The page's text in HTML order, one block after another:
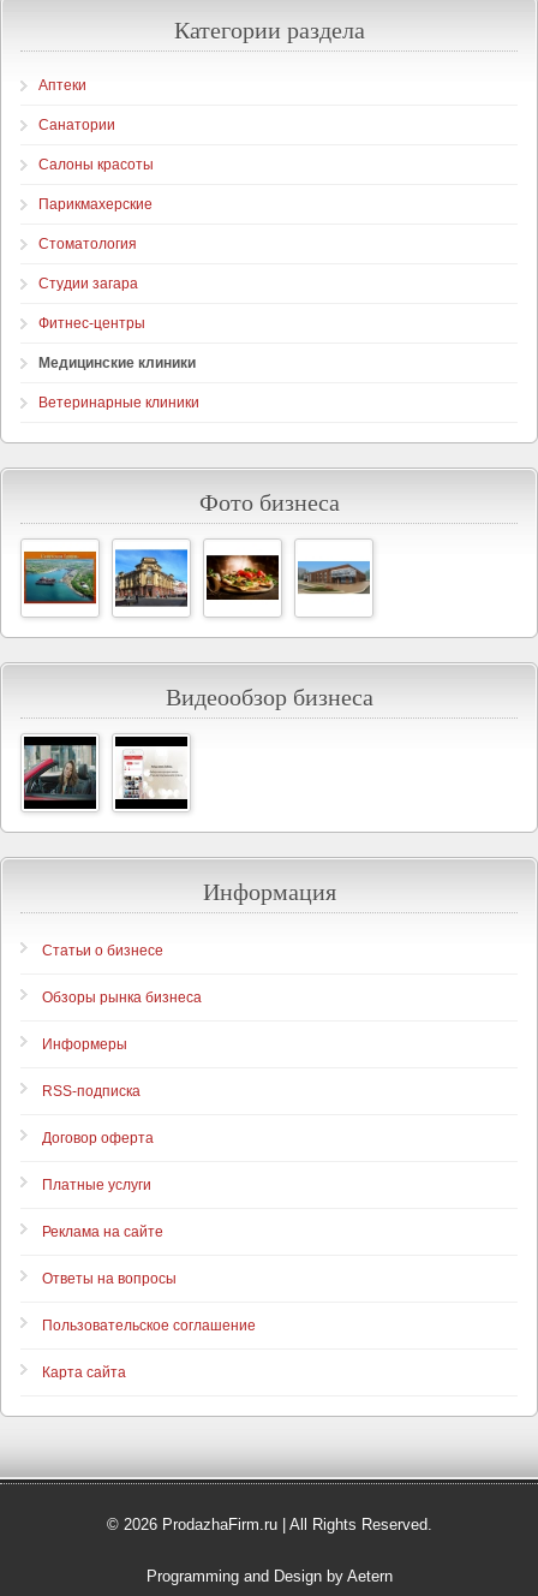
Категории раздела
Аптеки
Санатории
Салоны красоты
Парикмахерские
Стоматология
Студии загара
Фитнес-центры
Медицинские клиники
Ветеринарные клиники
Фото бизнеса
Видеообзор бизнеса
Информация
Статьи о бизнесе
Обзоры рынка бизнеса
Информеры
RSS-подписка
Договор оферта
Платные услуги
Реклама на сайте
Ответы на вопросы
Пользовательское соглашение
Карта сайта
© 2026 ProdazhaFirm.ru | All Rights Reserved.
Programming and Design by Aetern